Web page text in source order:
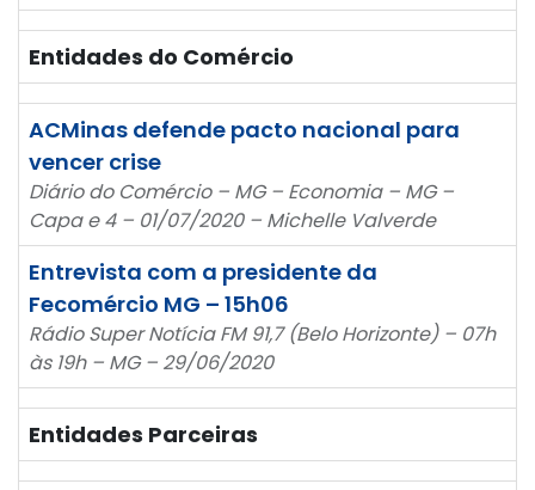
Entidades do Comércio
ACMinas defende pacto nacional para
vencer crise
Diário do Comércio – MG – Economia – MG –
Capa e 4 – 01/07/2020 – Michelle Valverde
Entrevista com a presidente da
Fecomércio MG – 15h06
Rádio Super Notícia FM 91,7 (Belo Horizonte) – 07h
às 19h – MG – 29/06/2020
Entidades Parceiras